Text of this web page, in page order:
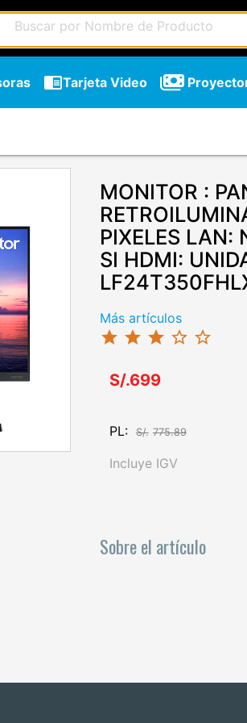
chrome_reader_modeTarjeta Video
chevron_right
MONITOR :
PIXELES LAN:
SI HDMI:
Más artículos
star star star star_border star_border
S/.699
PL: S/. 775.89
Incluye IGV
Sobre el artículo